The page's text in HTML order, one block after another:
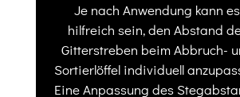
Je nach Anwendung kann es
hilfreich sein, den Abstand
Gitterstreben beim Abbruch-
Sortierlöffel individuell
Eine Anpassung des